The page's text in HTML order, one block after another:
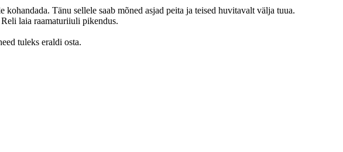
Tänu sellele saab mõned asjad peita ja teised huvitavalt välja tuua.
laia raamaturiiuli pikendus.
tuleks eraldi osta.